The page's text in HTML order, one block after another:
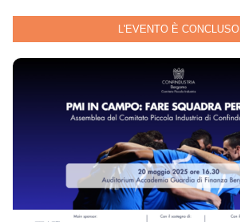
L'EVENTO È CONCLUSO